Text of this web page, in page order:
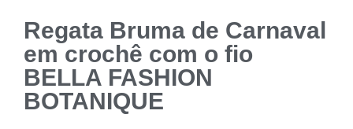
Regata Bruma de Carnaval
em crochê com o fio
BELLA FASHION
BOTANIQUE